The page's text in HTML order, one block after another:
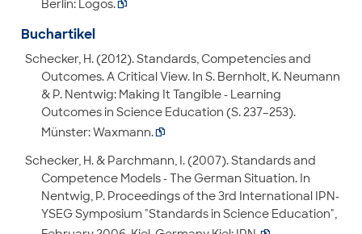
Berlin: Logos.
Buchartikel
Schecker, H. (2012). Standards, Competencies and
Outcomes. A Critical View. In S. Bernholt, K. Neumann
& P. Nentwig: Making It Tangible - Learning
Outcomes in Science Education (S. 237–253).
Münster: Waxmann.
Schecker, H. & Parchmann, I. (2007). Standards and
Competence Models - The German Situation. In
Nentwig, P. Proceedings of the 3rd International IPN-
YSEG Symposium "Standards in Science Education",